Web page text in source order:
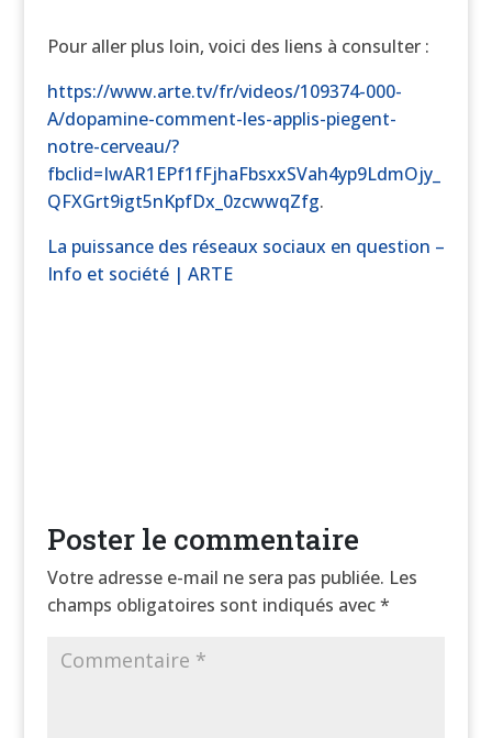
Pour aller plus loin, voici des liens à consulter :
https://www.arte.tv/fr/videos/109374-000-
A/dopamine-comment-les-applis-piegent-
notre-cerveau/?
fbclid=IwAR1EPf1fFjhaFbsxxSVah4yp9LdmOjy_
QFXGrt9igt5nKpfDx_0zcwwqZfg.
La puissance des réseaux sociaux en question –
Info et société | ARTE
Poster le commentaire
Votre adresse e-mail ne sera pas publiée. Les
champs obligatoires sont indiqués avec*